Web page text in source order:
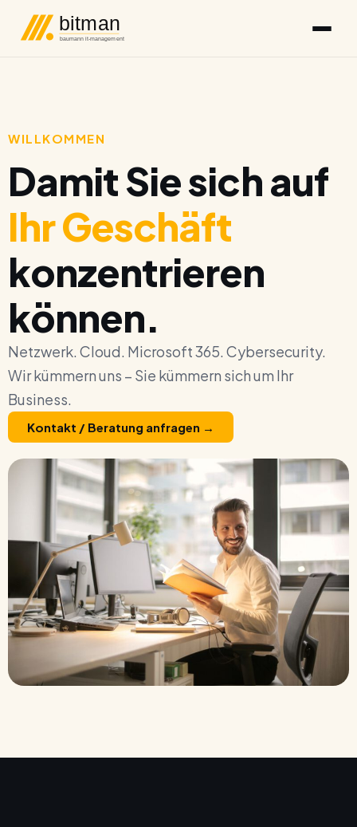
bitman
baumann it-management
WILLKOMMEN
Damit Sie sich auf
Ihr Geschäft
konzentrieren
können.
Netzwerk. Cloud. Microsoft 365. Cybersecurity.
Wir kümmern uns – Sie kümmern sich um Ihr
Business.
Kontakt / Beratung anfragen →